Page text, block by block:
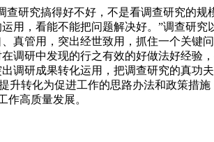
查研究搞得好不好，不是看调查研究的规
用，看能不能把问题解决好。”调查研究
真管用，突出经世致用，抓住一个关键
调研中发现的行之有效的好做法好经验
调研成果转化运用，把调查研究的真功
升转化为促进工作的思路办法和政策措
高质量发展。